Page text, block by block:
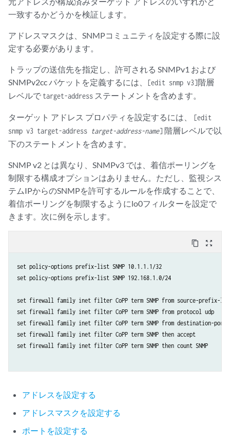
一致するかどうかを検証します。
アドレスマスクは、SNMPコミュニティを設定する際に設
定する必要があります。
トラップの送信先を指定し、許可される SNMPv1 および
SNMPv2cc パケットを定義するには、
[edit snmp v3]階層
レベルで target-address ステートメントを含めます。
ターゲット アドレス プロパティを設定するには、
[edit
snmp v3 target-address target-address-name] 階層レベルで以
下のステートメントを含めます。
SNMP v2 とは異なり、SNMPv3 では、着信ポーリングを
制限する構成オプションはありません。ただし、監視シス
テムIPからのSNMPを許可するルールを作成することで、
着信ポーリングを制限するようにlo0フィルターを設定で
きます。次に例を示します。
content_copy zoom_out_map
set policy-options prefix-list SNMP 10.1.1.1/32
set policy-options prefix-list SNMP 192.168.1.0/24
set firewall family inet filter CoPP term SNMP from source-prefix-list
set firewall family inet filter CoPP term SNMP from protocol udp
set firewall family inet filter CoPP term SNMP from destination-port
set firewall family inet filter CoPP term SNMP then accept
set firewall family inet filter CoPP term SNMP then count SNMP
アドレスを設定する
アドレスマスクを設定する
ポートを設定する